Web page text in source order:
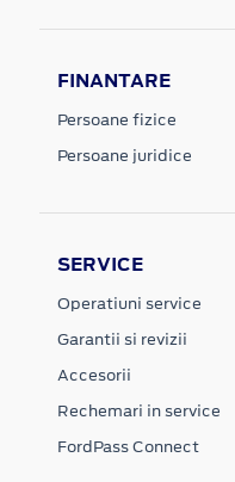
FINANTARE
Persoane fizice
Persoane juridice
SERVICE
Operatiuni service
Garantii si revizii
Accesorii
Rechemari in service
FordPass Connect